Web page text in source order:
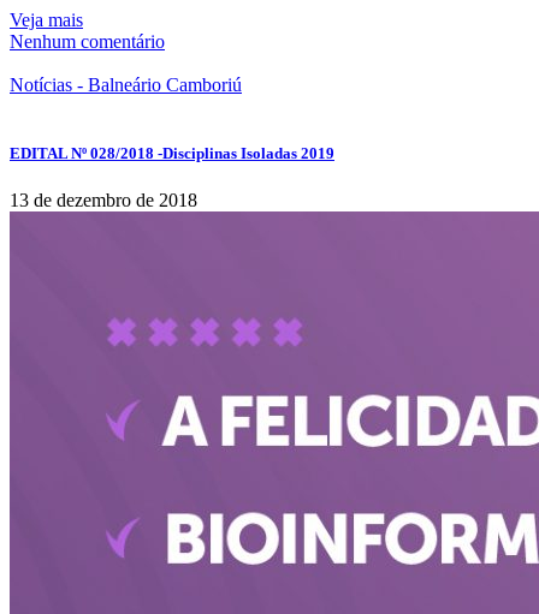
Veja mais
Nenhum comentário
Notícias - Balneário Camboriú
EDITAL Nº 028/2018 -Disciplinas Isoladas 2019
13 de dezembro de 2018